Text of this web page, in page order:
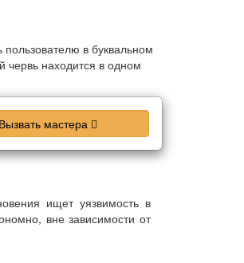
в буквальном
червь находится в одном
Вызвать мастера
ищет уязвимость в
вне зависимости от